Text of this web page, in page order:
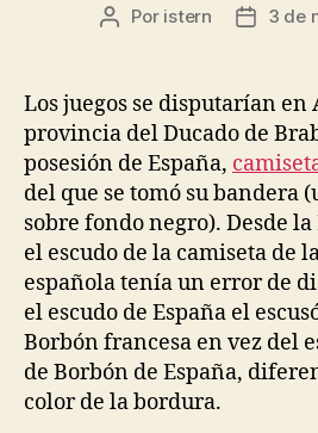
Autor
entrada
Por istern
Fecha
entrada
3 de
Los juegos se disputarían
provincia del Ducado de
posesión de España,
del que se tomó su bandera
sobre fondo negro). Desde la
el escudo de la camiseta de
española tenía un error de
el escudo de España el
Borbón francesa en vez del
de Borbón de España,
color de la bordura.